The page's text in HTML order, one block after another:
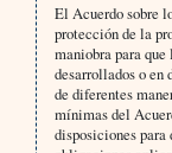
El Acuerdo sobre
protección de la
maniobra para
desarrollados o en
de diferentes
mínimas del
disposiciones